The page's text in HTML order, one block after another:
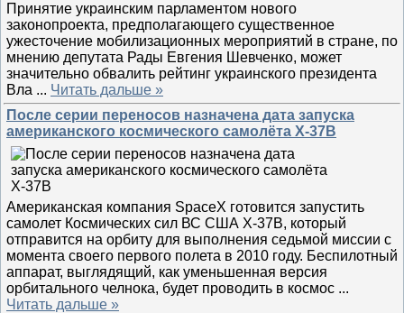
Принятие украинским парламентом нового
законопроекта, предполагающего существенное
ужесточение мобилизационных мероприятий в стране, по
мнению депутата Рады Евгения Шевченко, может
значительно обвалить рейтинг украинского президента
Вла ... Читать дальше »
После серии переносов назначена дата запуска
американского космического самолёта X-37B
Американская компания SpaceX готовится запустить
самолет Космических сил ВС США X-37B, который
отправится на орбиту для выполнения седьмой миссии с
момента своего первого полета в 2010 году. Беспилотный
аппарат, выглядящий, как уменьшенная версия
орбитального челнока, будет проводить в космос ...
Читать дальше »